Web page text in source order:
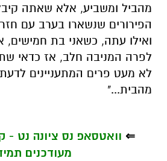
מהביל ומשביע, אלא שאתה
הפירורים שנשארו בערב עם
ואילו עתה, כשאני בת חמישים,
לפרה המניבה חלב, אז כדאי
לא מעט פרים המתעניינים
מהבית..."
⇐ וואטסאפ נס ציונה נט -
מעודכנים